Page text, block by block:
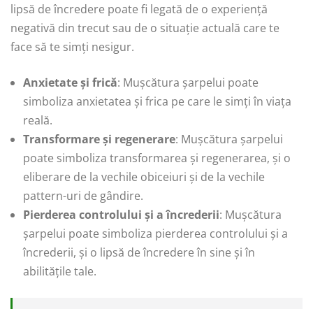
lipsă de încredere poate fi legată de o experiență
negativă din trecut sau de o situație actuală care te
face să te simți nesigur.
Anxietate și frică: Mușcătura șarpelui poate
simboliza anxietatea și frica pe care le simți în viața
reală.
Transformare și regenerare: Mușcătura șarpelui
poate simboliza transformarea și regenerarea, și o
eliberare de la vechile obiceiuri și de la vechile
pattern-uri de gândire.
Pierderea controlului și a încrederii: Mușcătura
șarpelui poate simboliza pierderea controlului și a
încrederii, și o lipsă de încredere în sine și în
abilitățile tale.